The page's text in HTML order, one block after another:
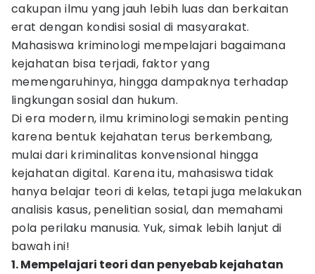
cakupan ilmu yang jauh lebih luas dan berkaitan
erat dengan kondisi sosial di masyarakat.
Mahasiswa kriminologi mempelajari bagaimana
kejahatan bisa terjadi, faktor yang
memengaruhinya, hingga dampaknya terhadap
lingkungan sosial dan hukum.
Di era modern, ilmu kriminologi semakin penting
karena bentuk kejahatan terus berkembang,
mulai dari kriminalitas konvensional hingga
kejahatan digital. Karena itu, mahasiswa tidak
hanya belajar teori di kelas, tetapi juga melakukan
analisis kasus, penelitian sosial, dan memahami
pola perilaku manusia. Yuk, simak lebih lanjut di
bawah ini!
1. Mempelajari teori dan penyebab kejahatan